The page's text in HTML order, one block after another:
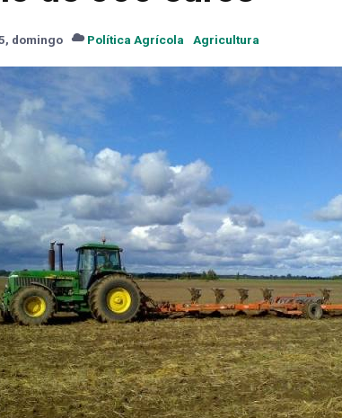
domingo Política Agrícola Agricultura